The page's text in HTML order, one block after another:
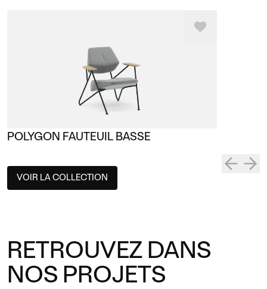
POLYGON FAUTEUIL BASSE
VOIR LA COLLECTION
RETROUVEZ DANS
NOS PROJETS